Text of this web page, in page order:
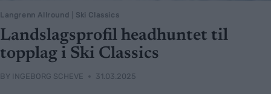
Langrenn Allround Ski Classics
Landslagsprofil headhuntet til
topplag i Ski Classics
BY INGEBORG SCHEVE 31.03.2025